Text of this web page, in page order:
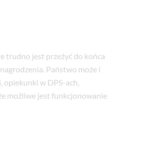
trudno jest przeżyć do końca
Państwo może i
opiekunki w DPS-ach,
możliwe jest funkcjonowanie